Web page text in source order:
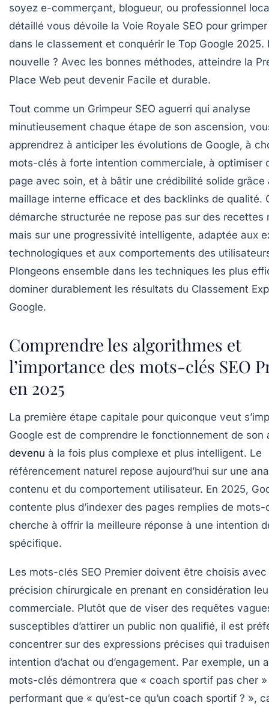
soyez e-commerçant, blogueur, ou professionnel
détaillé vous dévoile la Voie Royale SEO pour
dans le classement et conquérir le Top Google 2025.
nouvelle ? Avec les bonnes méthodes, atteindre la
Place Web peut devenir Facile et durable.
Tout comme un Grimpeur SEO aguerri qui analyse
minutieusement chaque étape de son ascension,
apprendrez à anticiper les évolutions de Google, à
mots-clés à forte intention commerciale, à optimiser
page avec soin, et à bâtir une crédibilité solide grâce
maillage interne efficace et des backlinks de qualité.
démarche structurée ne repose pas sur des recettes
mais sur une progressivité intelligente, adaptée aux
technologiques et aux comportements des
Plongeons ensemble dans les techniques les plus
dominer durablement les résultats du Classement
Google.
Comprendre les algorithmes et
l’importance des mots-clés SEO
en 2025
La première étape capitale pour quiconque veut
Google est de comprendre le fonctionnement de son
devenu à la fois plus complexe et plus intelligent. Le
référencement naturel repose aujourd’hui sur une
contenu et du comportement utilisateur. En 2025,
contente plus d’indexer des pages remplies de mots-
cherche à offrir la meilleure réponse à une intention
spécifique.
Les mots-clés SEO Premier doivent être choisis avec
précision chirurgicale en prenant en considération
commerciale. Plutôt que de viser des requêtes
susceptibles d’attirer un public non qualifié, il est
concentrer sur des expressions précises qui
intention d’achat ou d’engagement. Par exemple, un
mots-clés démontrera que « coach sportif pas cher
performant que « qu’est-ce qu’un coach sportif ? »,